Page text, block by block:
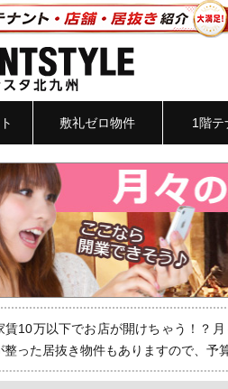
敷礼ゼロ物件 1階テ
賃10万以下でお店が開けちゃう！？
整った居抜き物件もありますので、予